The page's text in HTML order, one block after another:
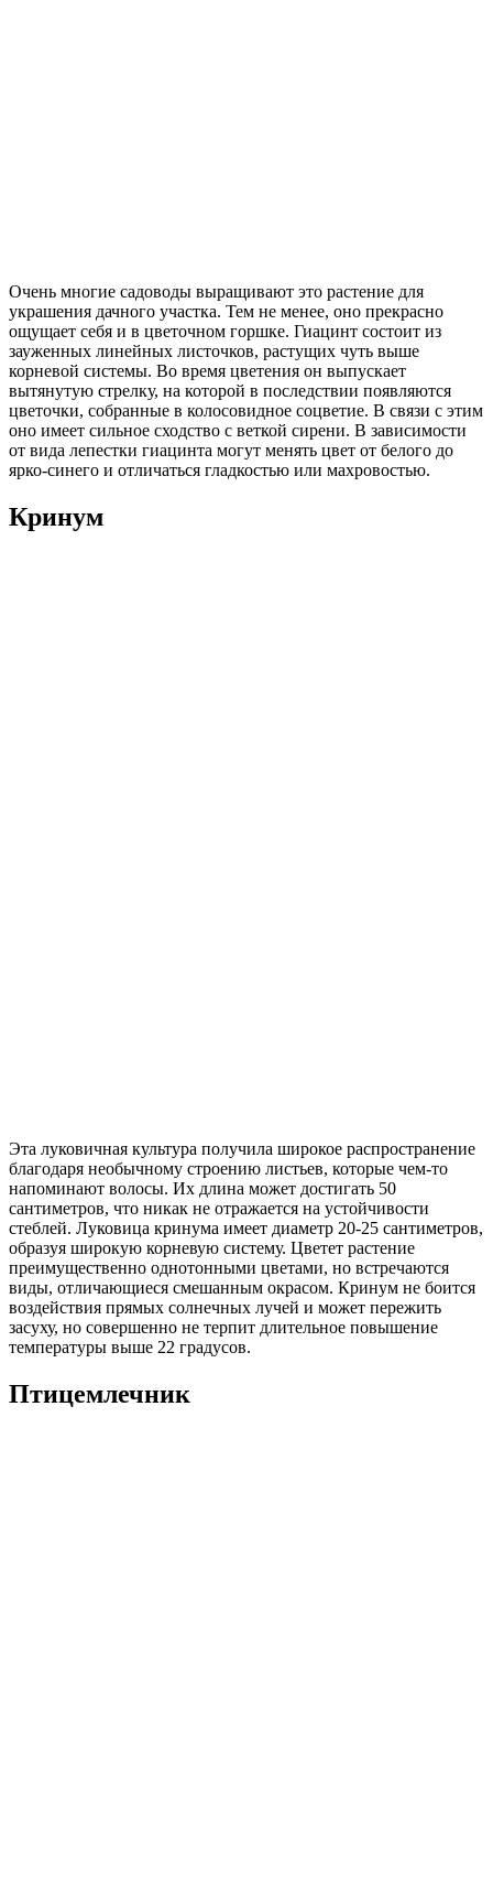
Очень многие садоводы выращивают это растение для
украшения дачного участка. Тем не менее, оно прекрасно
ощущает себя и в цветочном горшке. Гиацинт состоит из
зауженных линейных листочков, растущих чуть выше
корневой системы. Во время цветения он выпускает
вытянутую стрелку, на которой в последствии появляются
цветочки, собранные в колосовидное соцветие. В связи с этим
оно имеет сильное сходство с веткой сирени. В зависимости
от вида лепестки гиацинта могут менять цвет от белого до
ярко-синего и отличаться гладкостью или махровостью.
Кринум
Эта луковичная культура получила широкое распространение
благодаря необычному строению листьев, которые чем-то
напоминают волосы. Их длина может достигать 50
сантиметров, что никак не отражается на устойчивости
стеблей. Луковица кринума имеет диаметр 20-25 сантиметров,
образуя широкую корневую систему. Цветет растение
преимущественно однотонными цветами, но встречаются
виды, отличающиеся смешанным окрасом. Кринум не боится
воздействия прямых солнечных лучей и может пережить
засуху, но совершенно не терпит длительное повышение
температуры выше 22 градусов.
Птицемлечник